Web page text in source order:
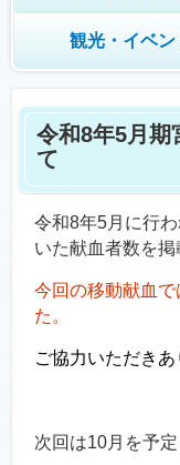
観光・イベン
令和8年5月期
て
令和8年5月に行
いた献血者数を掲
今回の移動献血で
た。
ご協力いただきあ
次回は10月を予定